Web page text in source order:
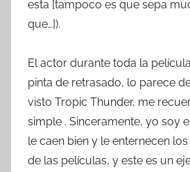
esta [tampoco es que sepa
que…]).
El actor durante toda la
pinta de retrasado, lo parece
visto Tropic Thunder, me
simple . Sinceramente, yo soy
le caen bien y le enternecen
de las películas, y este es un